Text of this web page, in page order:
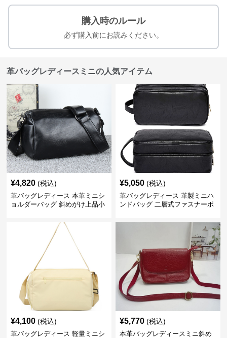
購入時のルール
必ず購入前にお読みください。
革バッグレディースミニの人気アイテム
¥4,820 (税込)
革バッグレディース 本革ミニシ
ョルダーバッグ 斜めがけ上品小
¥5,050 (税込)
革バッグレディース 革製ミニハ
ンドバッグ 二層式ファスナーポ
¥4,100 (税込)
革バッグレディース 軽量ミニシ
¥5,770 (税込)
本革バッグレディースミニ斜め